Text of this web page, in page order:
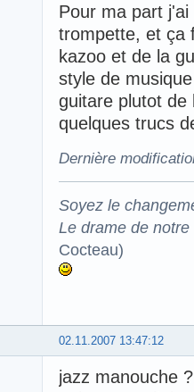
Pour ma part
trompette, et ça
kazoo et de la
style de
guitare plutot de
quelques trucs
Dernière
Soyez le
Le drame de
Cocteau)
02.11.2007 13:47:12
jazz manouche